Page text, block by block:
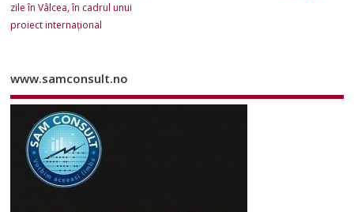
zile în Vâlcea, în cadrul unui
proiect internaţional
www.samconsult.no